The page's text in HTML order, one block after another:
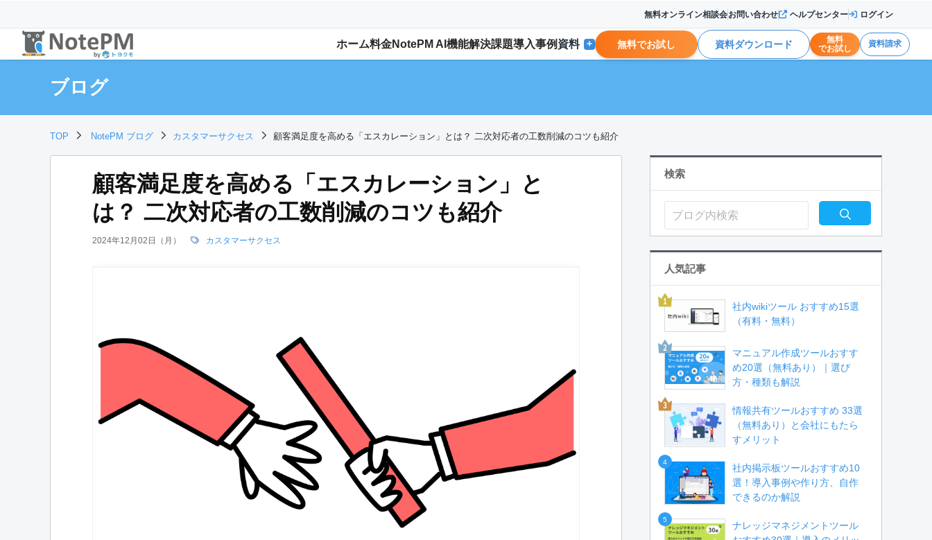
無料オンライン相談会お問い合わせ ヘルプセンター ログイン
ホーム料金NotePM AI 機能解決課題導入事例 資料 + 無料でお試し 資料ダウンロード
無料
でお試し
資料請求
ブログ
TOP NotePM ブログ カスタマーサクセス 顧客満足度を高める「エスカレーション」とは？ 二次対応者の工数削減のコツも紹介
顧客満足度を高める「エスカレーション」と
は？ 二次対応者の工数削減のコツも紹介
2024年12月02日（月） カスタマーサクセス
検索
人気記事
社内wikiツール おすすめ15選
（有料・無料）
マニュアル作成ツールおすす
め20選（無料あり）｜選び
方・種類も解説
情報共有ツールおすすめ 33選
（無料あり）と会社にもたら
すメリット
4
社内掲示板ツールおすすめ10
選！導入事例や作り方、自作
できるのか解説
5
ナレッジマネジメントツール